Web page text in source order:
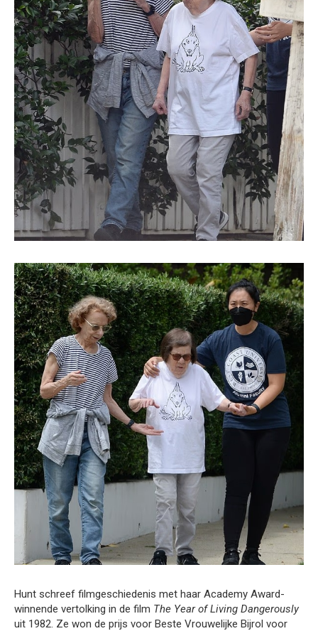
Hunt schreef filmgeschiedenis met haar Academy Award-
winnende vertolking in de film The Year of Living Dangerously
uit 1982. Ze won de prijs voor Beste Vrouwelijke Bijrol voor